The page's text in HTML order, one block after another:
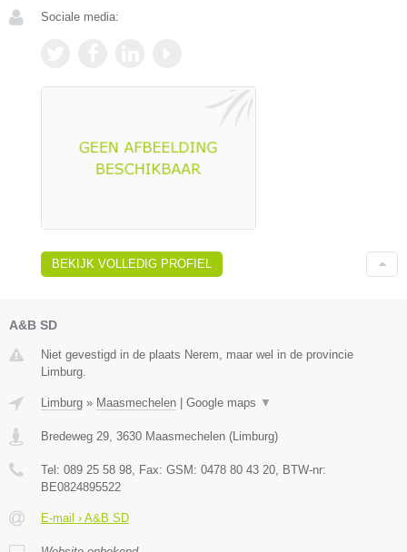
Sociale media:
BEKIJK VOLLEDIG PROFIEL
A&B SD
Niet gevestigd in de plaats Nerem, maar wel in de provincie
Limburg.
Limburg » Maasmechelen Google maps ▼
Bredeweg 29, 3630 Maasmechelen (Limburg)
Tel: 089 25 58 98, Fax: GSM: 0478 80 43 20, BTW-nr:
BE0824895522
E-mail › A&B SD